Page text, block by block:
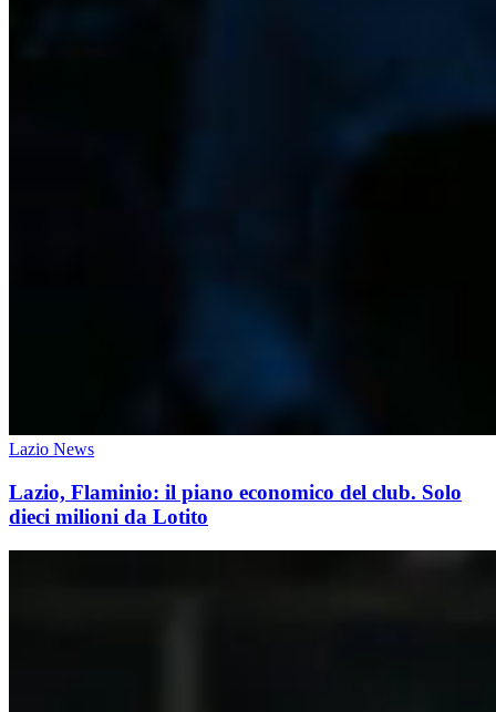
Lazio News
Lazio, Flaminio: il piano economico del club. Solo
dieci milioni da Lotito